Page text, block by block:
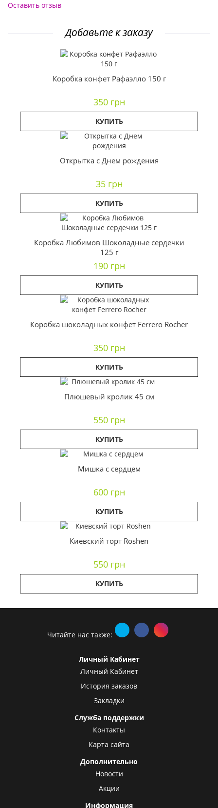
Оставить отзыв
Добавьте к заказу
Коробка конфет Рафаэлло 150 г
350 грн
КУПИТЬ
Открытка с Днем рождения
35 грн
КУПИТЬ
Коробка Любимов Шоколадные сердечки
125 г
190 грн
КУПИТЬ
Коробка шоколадных конфет Ferrero Rocher
350 грн
КУПИТЬ
Плюшевый кролик 45 см
550 грн
КУПИТЬ
Мишка с сердцем
600 грн
КУПИТЬ
Киевский торт Roshen
550 грн
КУПИТЬ
Читайте нас также:
Личный Кабинет
Личный Кабинет
История заказов
Закладки
Служба поддержки
Контакты
Карта сайта
Дополнительно
Новости
Акции
Информация